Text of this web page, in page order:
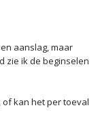
aanslag, maar
zie ik de beginselen
of kan het per toeval